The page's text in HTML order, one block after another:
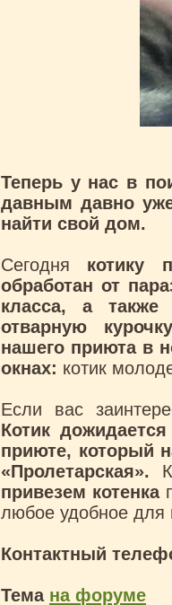
Теперь у нас в
давным давно
найти свой дом.
Сегодня котику
обработан от
класса, а
отварную
нашего приюта в
окнах: котик
Если вас
Котик
приюте, который
«Пролетарская».
привезем котенка
любое удобное для
Контактный
Тема на форуме